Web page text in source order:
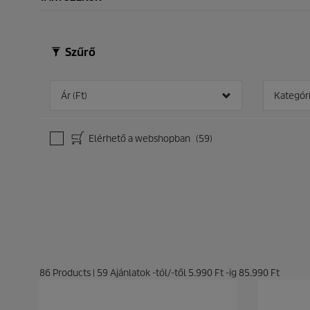
Szűrő
Ár (Ft)
Elérhető a webshopban (59)
86 Products | 59 Ajánlatok -tól/-től 5.990 Ft -ig 85.990 Ft